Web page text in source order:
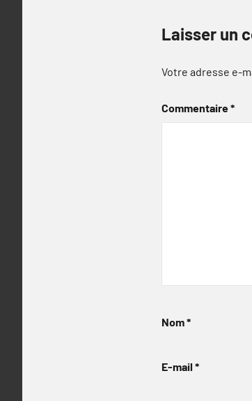
Laisser un
Votre adresse e-
Commentaire*
Nom*
E-mail *